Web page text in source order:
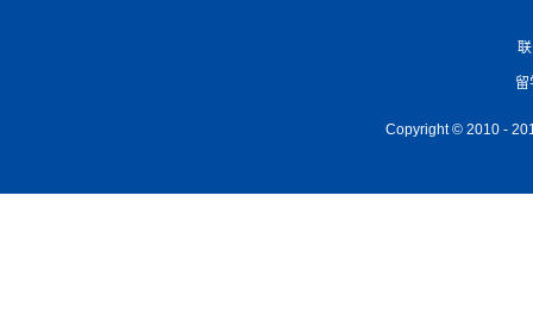
Copyright © 2010 -